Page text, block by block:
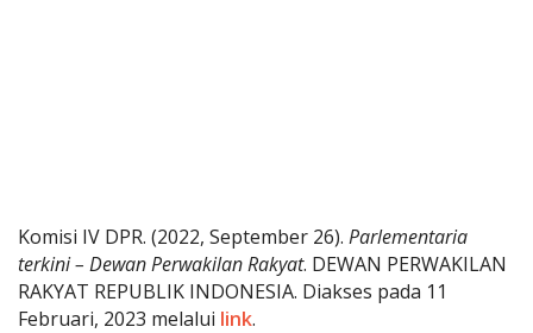
Komisi IV DPR. (2022, September 26). Parlementaria
terkini – Dewan Perwakilan Rakyat. DEWAN PERWAKILAN
RAKYAT REPUBLIK INDONESIA. Diakses pada 11
Februari, 2023 melalui link.